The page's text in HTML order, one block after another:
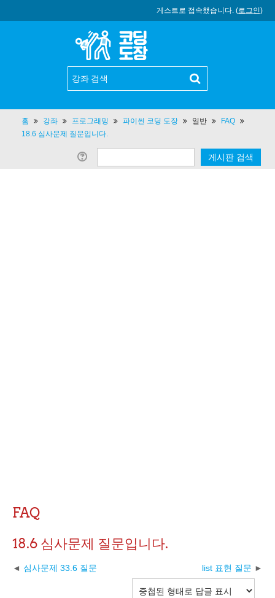
게스트로 접속했습니다. (로그인)
홈 강좌 프로그래밍 파이썬 코딩 도장 일반
FAQ
18.6 심사문제 질문입니다.
FAQ
18.6 심사문제 질문입니다.
심사문제 33.6 질문 list 표현 질문